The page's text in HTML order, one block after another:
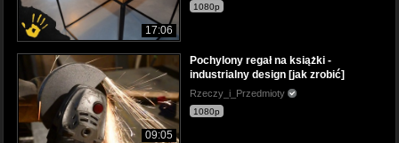
17:06
1080p
09:05
Pochylony regał na książki -
industrialny design [jak zrobić]
Rzeczy_i_Przedmioty
1080p